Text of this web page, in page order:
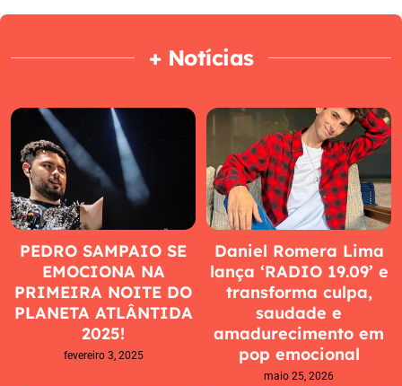
+ Notícias
PEDRO SAMPAIO SE
EMOCIONA NA
PRIMEIRA NOITE DO
PLANETA ATLÂNTIDA
2025!
fevereiro 3, 2025
Daniel Romera Lima
lança ‘RADIO 19.09’ e
transforma culpa,
saudade e
amadurecimento em
pop emocional
maio 25, 2026